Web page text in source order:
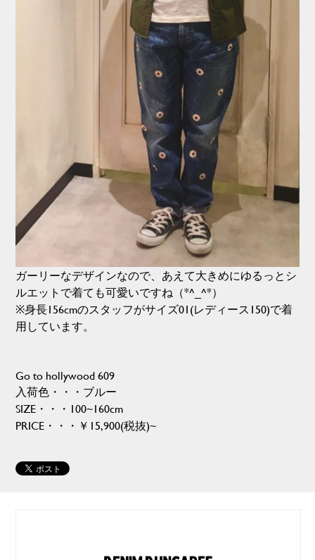
ガーリーなデザインなので、あえて大きめにゆるっとシ
ルエットで着ても可愛いですね（*^_^*）
※身長156cmのスタッフがサイズ01(レディース150)で着
用しています。
Go to hollywood 609
入荷色・・・ブルー
SIZE・・・100~160cm
PRICE・・・￥15,900(税抜)~